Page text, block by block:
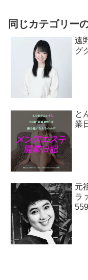
同じカテゴリー
遠
グ
と
業
元
ラ
559